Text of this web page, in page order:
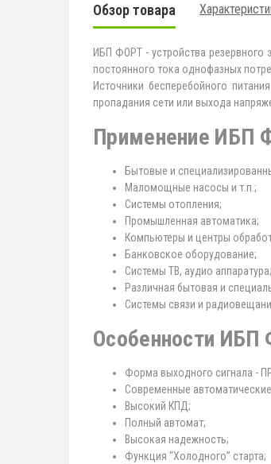
Обзор товара
ИБП ФОРТ - устройства резервного
постоянного тока однофазных
Источники бесперебойного
пропадания сети или выхода
Применение ИБП
Бытовые и
Маломощные насосы и т.п.;
Системы отопления;
Промышленная автоматика;
Компьютеры и центры
Банковское оборудование;
Системы ТВ, аудио аппаратура;
Различная бытовая и
Системы связи и
Особенности ИБП
Форма выходного сигнала -
Современные
Высокий КПД;
Полный автомат;
Высокая надежность;
Функция “Холодного” старта;